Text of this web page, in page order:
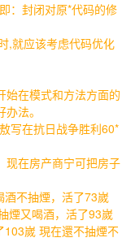
：封闭对原*代码的修
,就应该考虑代码优化
始在模式和方法方面的
法。
在抗日战争胜利60*
现在房产商宁可把房子
酒不抽煙，活了73嵗
煙又喝酒，活了93嵗
嵗 現在還不抽煙不